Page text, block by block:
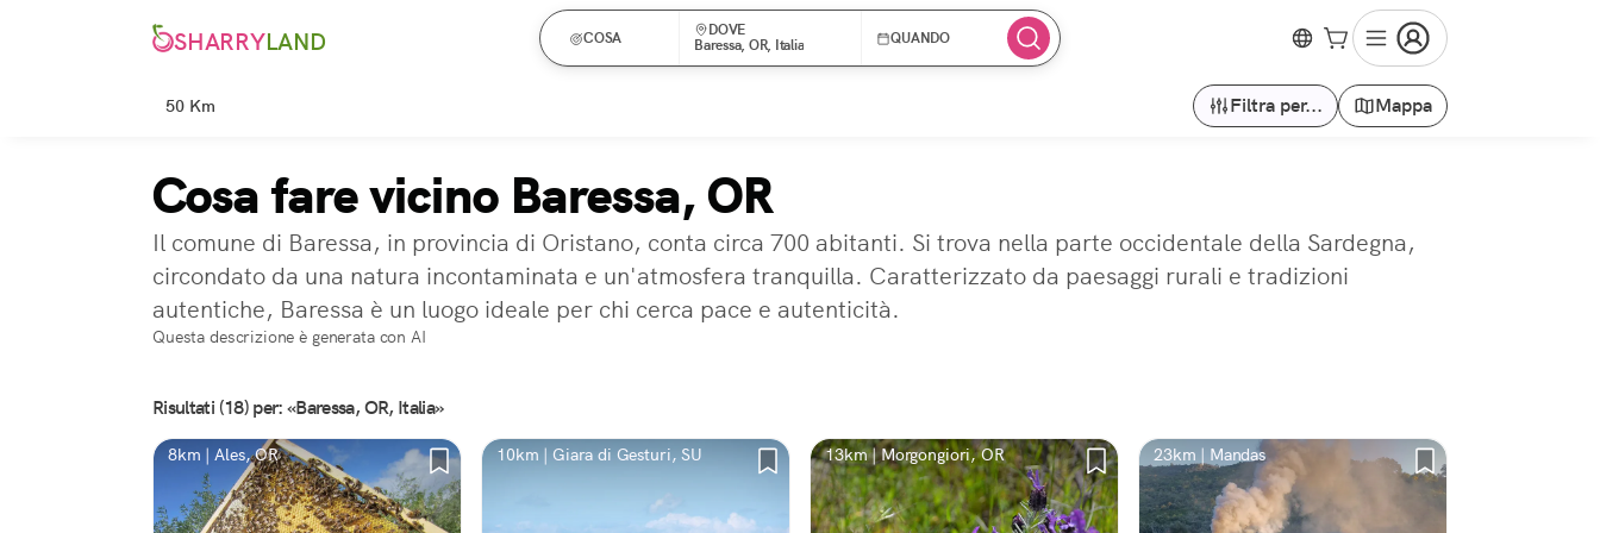
SHARRYLAND COSA
DOVE
Baressa, OR, Italia
QUANDO
50 Km Filtra per... Mappa
Cosa fare vicino Baressa, OR
Il comune di Baressa, in provincia di Oristano, conta circa 700 abitanti. Si trova nella parte occidentale della Sardegna,
circondato da una natura incontaminata e un'atmosfera tranquilla. Caratterizzato da paesaggi rurali e tradizioni
autentiche, Baressa è un luogo ideale per chi cerca pace e autenticità.
Questa descrizione è generata con AI
Risultati (18) per: «Baressa, OR, Italia»
8km | Ales, OR 10km | Giara di Gesturi, SU 13km | Morgongiori, OR 23km | Mandas